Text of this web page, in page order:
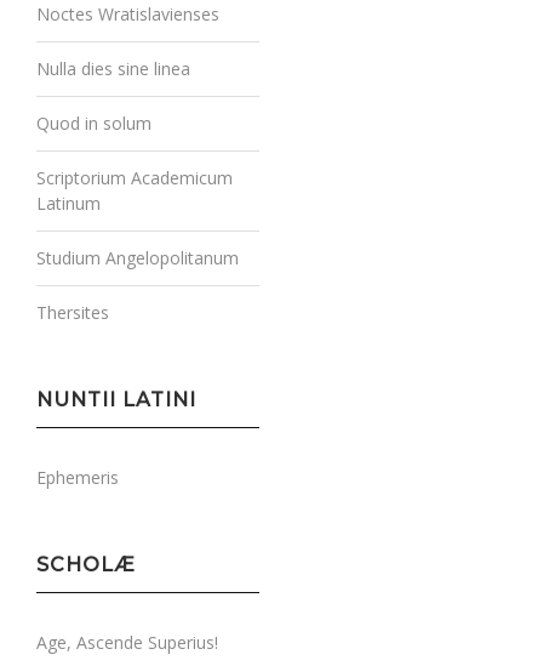
Noctes Wratislavienses
Nulla dies sine linea
Quod in solum
Scriptorium Academicum
Latinum
Studium Angelopolitanum
Thersites
NUNTII LATINI
Ephemeris
SCHOLÆ
Age, Ascende Superius!